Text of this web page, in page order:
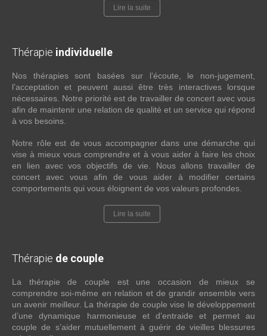
Lire la suite
Thérapie individuelle
Nos thérapies sont basées sur l’écoute, le non-jugement,
l’acceptation et peuvent aussi être très interactives lorsque
nécessaires. Notre priorité est de travailler de concert avec vous
afin de maintenir une relation de qualité et un service qui répond
à vos besoins.
Notre rôle est de vous accompagner dans une démarche qui
vise à mieux vous comprendre et à vous aider à faire les choix
en lien avec vos objectifs de vie. Nous allons travailler de
concert avec vous afin de vous aider à modifier certains
comportements qui vous éloignent de vos valeurs profondes.
Lire la suite
Thérapie de couple
La thérapie de couple est une occasion de mieux se
comprendre soi-même en relation et de grandir ensemble vers
un avenir meilleur. La thérapie de couple vise le développement
d’une dynamique harmonieuse et d’entraide et permet au
couple de s’aider mutuellement à guérir de vieilles blessures